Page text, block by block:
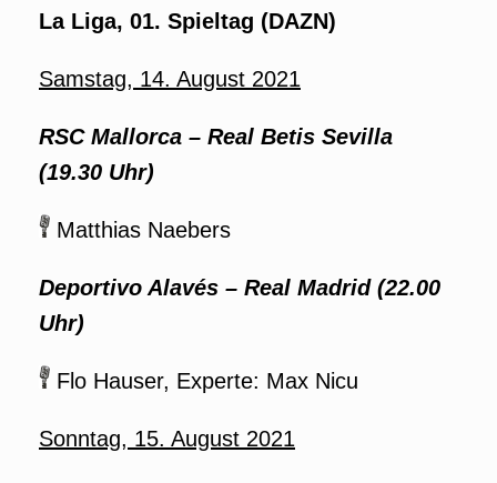
La Liga, 01. Spieltag (DAZN)
Samstag, 14. August 2021
RSC Mallorca – Real Betis Sevilla
(19.30 Uhr)
Matthias Naebers
Deportivo Alavés – Real Madrid (22.00
Uhr)
Flo Hauser, Experte: Max Nicu
Sonntag, 15. August 2021